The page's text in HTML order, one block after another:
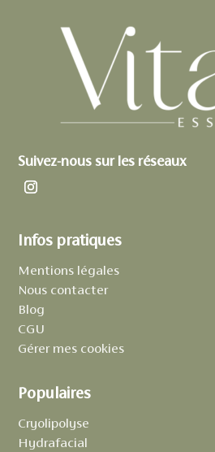
Suivez-nous sur les réseaux
Infos pratiques
Mentions légales
Nous contacter
Blog
CGU
Gérer mes cookies
Populaires
Cryolipolyse
Hydrafacial